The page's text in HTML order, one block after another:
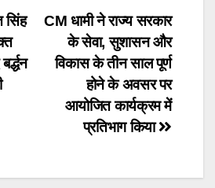
CM धामी ने राज्य सरकार
के सेवा, सुशासन और
विकास के तीन साल पूर्ण
होने के अवसर पर
आयोजित कार्यक्रम में
प्रतिभाग किया
सिंह